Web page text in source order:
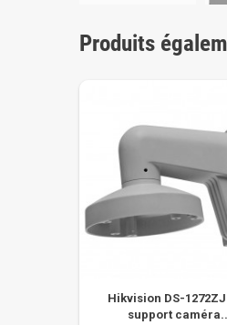
Produits
Hikvision DS-
support